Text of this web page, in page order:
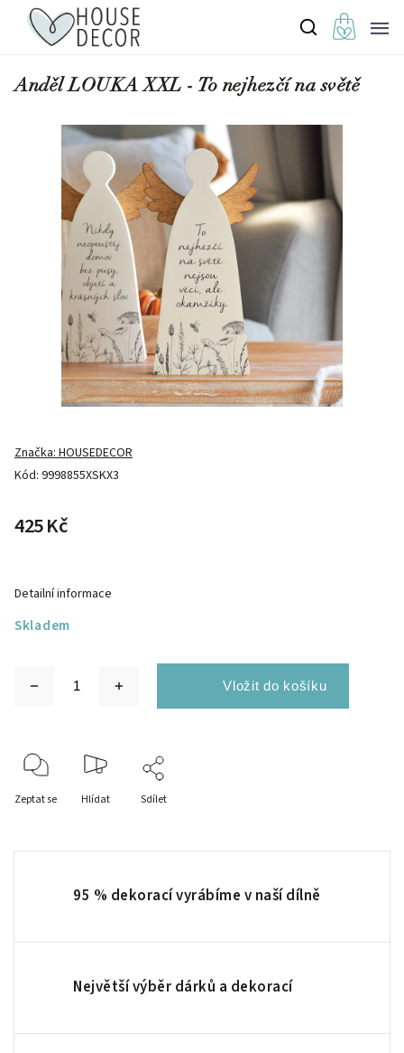
Anděl LOUKA XXL - To nejhezčí na světě
Kód: 9998855XSKX3
Značka:HOUSEDECOR
425 Kč
Skladem
Detailní informace
Zeptat se Hlídat Sdílet
95 % dekorací vyrábíme v naší dílně
Největší výběr dárků a dekorací